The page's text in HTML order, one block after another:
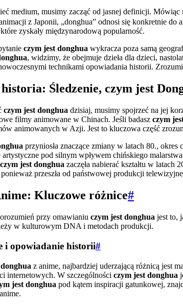
medium, musimy zacząć od jasnej definicji. Mówiąc
z Japonii, „donghua” odnosi się konkretnie
zyskały międzynarodową popularność.
czym jest donghua wykracza poza samą
, widzimy, że obejmuje dzieła dla dzieci,
technikami opowiadania historii.
Śledzenie, czym jest
czym jest donghua dzisiaj, musimy spojrzeć na jej
filmy animowane w Chinach. Jeśli badasz czym
animowanych w Azji. Jest to kluczowa część
przyniosła znaczące zmiany w latach 80.,
artystyczne pod silnym wpływem chińskiego
czym jest donghua zaczęła nabierać kształtu w
przeszła od państwowej produkcji
Kluczowe różnice#
przy omawianiu czym jest donghua jest to,
w kulturowym DNA i metodach produkcji.
i opowiadanie historii#
z anime, najbardziej uderzającą różnicą jest
internetowych. W szczególności czym jest donghua
jest donghua pod kątem inspiracji gatunkowej,